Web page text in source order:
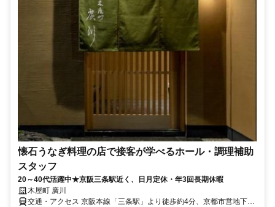
懐石うなぎ料理の店で接客が学べるホール・調理補助
スタッフ
20～40代活躍中★京阪三条駅近く、日月定休・年3回長期休暇
木屋町 廣川
交通・アクセス 京阪本線「三条駅」より徒歩約4分、京都市営地下鉄